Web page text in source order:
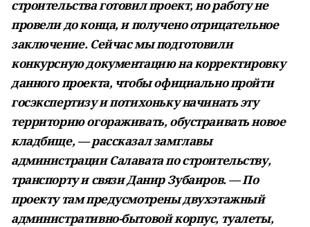
строительства готовил проект, но работу не
провели до конца, и получено отрицательное
заключение. Сейчас мы подготовили
конкурсную документацию на корректировку
данного проекта, чтобы официально пройти
госэкспертизу и потихоньку начинать эту
территорию огораживать, обустраивать новое
кладбище, — рассказал замглавы
администрации Салавата по строительству,
транспорту и связи Данир Зубаиров. — По
проекту там предусмотрены двухэтажный
административно-бытовой корпус, туалеты,